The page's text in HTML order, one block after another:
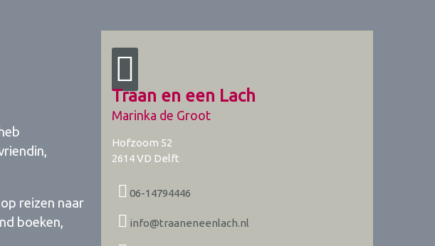
reizen naar
boeken,
Traan en een Lach
Marinka de Groot
Hofzoom 52
2614 VD Delft
06-14794446
info@traaneneenlach.nl